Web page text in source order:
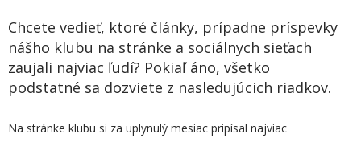
Chcete vedieť, ktoré články, prípadne príspevky
nášho klubu na stránke a sociálnych sieťach
zaujali najviac ľudí? Pokiaľ áno, všetko
podstatné sa dozviete z nasledujúcich riadkov.
Na stránke klubu si za uplynulý mesiac pripísal najviac